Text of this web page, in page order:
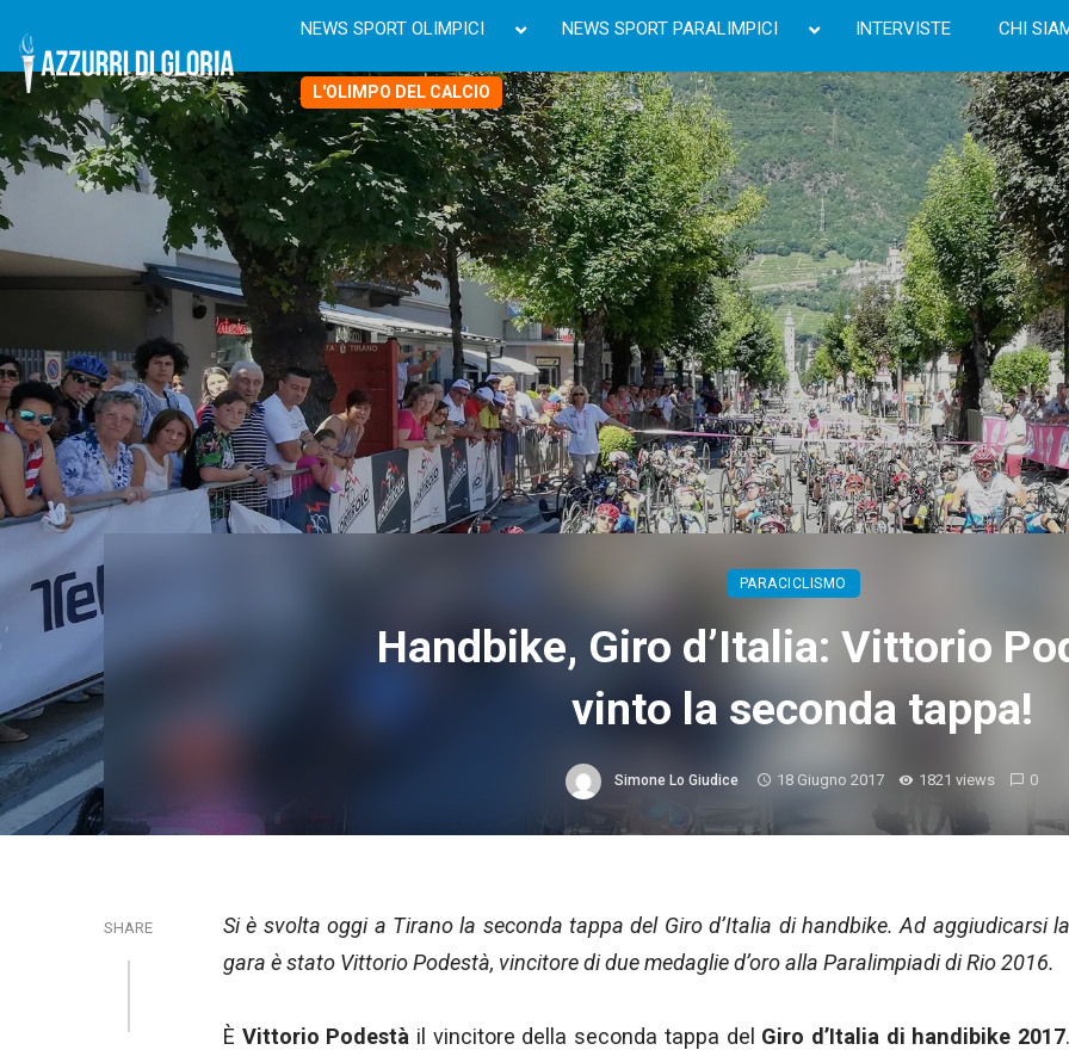
NEWS SPORT OLIMPICI NEWS SPORT PARALIMPICI INTERVISTE CHI
L'OLIMPO DEL CALCIO
PARACICLISMO
Handbike, Giro d’Italia: Vittorio
vinto la seconda tappa!
Simone Lo Giudice 18 Giugno 2017 1821 views 0
SHARE
Si è svolta oggi a Tirano la seconda tappa del Giro d’Italia di handbike. Ad aggiudicarsi la
gara è stato Vittorio Podestà, vincitore di due medaglie d’oro alla Paralimpiadi di Rio 2016.
È Vittorio Podestà il vincitore della seconda tappa del Giro d’Italia di handibike 2017